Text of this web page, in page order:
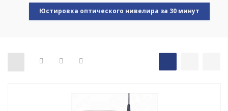
Юстировка оптического нивелира за 30 минут